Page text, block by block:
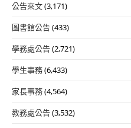
公告來文(3,171)
圖書館公告(433)
學務處公告(2,721)
學生事務(6,433)
家長事務(4,564)
教務處公告(3,532)